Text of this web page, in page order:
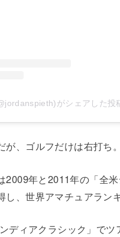
がシェアした投
が、ゴルフだけは右打ち
2009年と2011年の「全
し、世界アマチュアラン
ディアクラシック」で